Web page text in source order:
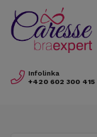
Infolinka
+420 602 300 415